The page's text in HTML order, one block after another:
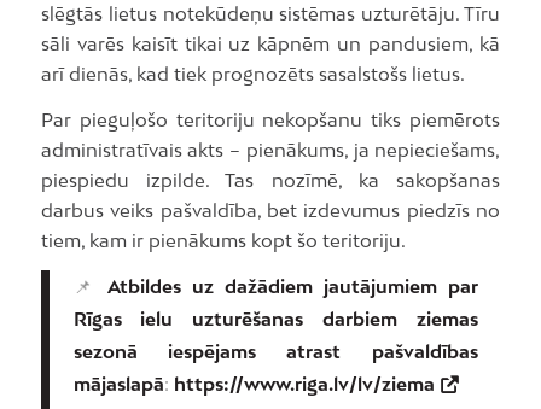
slēgtās lietus notekūdeņu sistēmas uzturētāju. Tīru
sāli varēs kaisīt tikai uz kāpnēm un pandusiem, kā
arī dienās, kad tiek prognozēts sasalstošs lietus.
Par pieguļošo teritoriju nekopšanu tiks piemērots
administratīvais akts – pienākums, ja nepieciešams,
piespiedu izpilde. Tas nozīmē, ka sakopšanas
darbus veiks pašvaldība, bet izdevumus piedzīs no
tiem, kam ir pienākums kopt šo teritoriju.
📌Atbildes uz dažādiem jautājumiem par
Rīgas ielu uzturēšanas darbiem ziemas
sezonā iespējams atrast pašvaldības
mājaslapā: https://www.riga.lv/lv/ziema